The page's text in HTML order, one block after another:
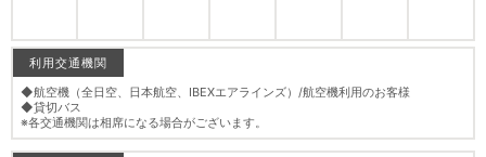
利用交通機関
◆航空機（全日空、日本航空、IBEXエアラインズ）/航空機利用のお客様
◆貸切バス
※各交通機関は相席になる場合がございます。